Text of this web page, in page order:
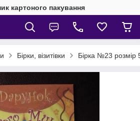
картоного пакування
Бірки, візитівки Бірка №23